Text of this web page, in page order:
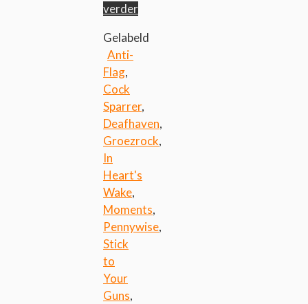
verder
Gelabeld
Anti-
Flag,
Cock
Sparrer,
Deafhaven,
Groezrock,
In
Heart's
Wake,
Moments,
Pennywise,
Stick
to
Your
Guns,